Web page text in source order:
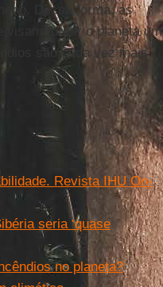
Dessa forma, as
tornar o planeta um
são cada vez mais
Revista IHU On-
seria ‘quase
no planeta?